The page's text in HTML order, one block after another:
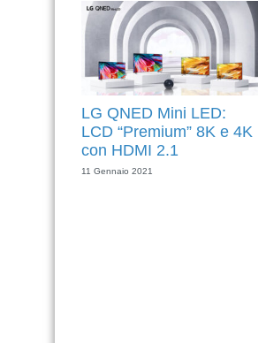
LG QNED Mini LED:
LCD “Premium” 8K e 4K
con HDMI 2.1
11 Gennaio 2021